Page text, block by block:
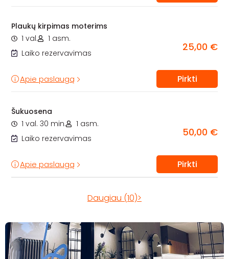
Plaukų kirpimas moterims
1 val.
1 asm.
Laiko rezervavimas
25,00 €
Apie paslaugą Pirkti
Šukuosena
1 val. 30 min.
1 asm.
Laiko rezervavimas
50,00 €
Apie paslaugą Pirkti
Daugiau (10)>